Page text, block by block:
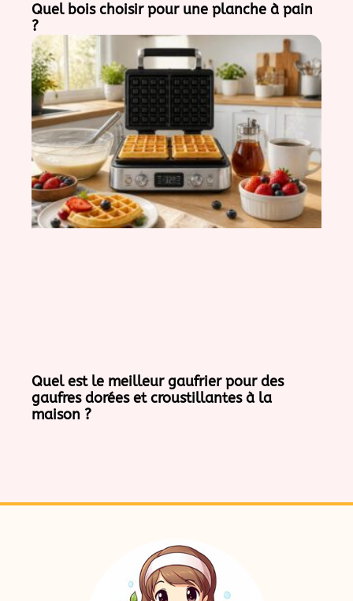
Quel bois choisir pour une planche à pain
?
Quel est le meilleur gaufrier pour des
gaufres dorées et croustillantes à la
maison ?